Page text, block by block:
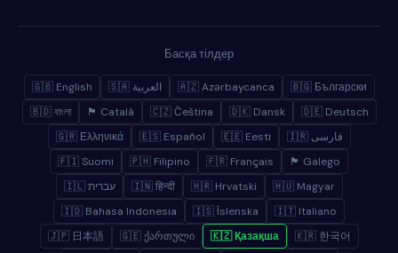
Басқа тілдер
🇬🇧 English 🇸🇦 العربية 🇦🇿 Azərbaycanca
🇧🇬 Български
🇧🇩 বাংলা
🏴 Català 🇨🇿 Čeština 🇩🇰 Dansk
🇩🇪 Deutsch
🇬🇷 Ελληνικά
🇪🇸 Español 🇪🇪 Eesti
🇮🇷 فارسی
🇫🇮 Suomi
🇵🇭 Filipino 🇫🇷 Français
🏴 Galego
🇮🇱 עברית
🇮🇳 हिन्दी 🇭🇷 Hrvatski
🇭🇺 Magyar
🇮🇩 Bahasa Indonesia
🇮🇸 Íslenska
🇮🇹 Italiano
🇯🇵 日本語
🇬🇪 ქართული 🇰🇿 Қазақша 🇰🇷 한국어